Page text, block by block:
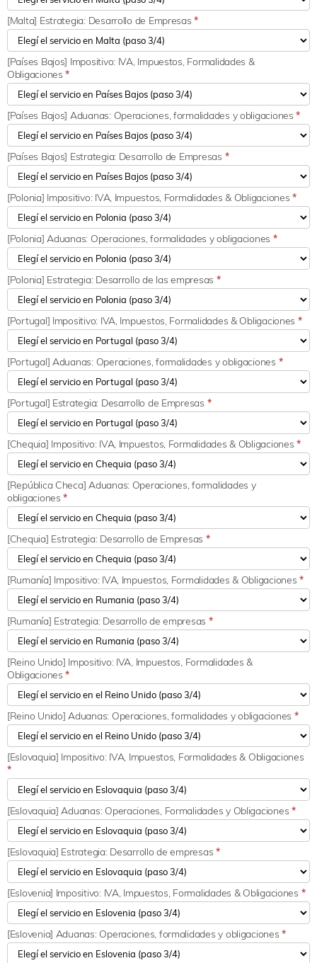
[Malta] Estrategia: Desarrollo de Empresas*
[Países Bajos] Impositivo: IVA, Impuestos, Formalidades &
Obligaciones*
[Países Bajos] Aduanas: Operaciones, formalidades y obligaciones*
[Países Bajos] Estrategia: Desarrollo de Empresas *
[Polonia] Impositivo: IVA, Impuestos, Formalidades & Obligaciones*
[Polonia] Aduanas: Operaciones, formalidades y obligaciones *
[Polonia] Estrategia: Desarrollo de las empresas *
[Portugal] Impositivo: IVA, Impuestos, Formalidades & Obligaciones *
[Portugal] Aduanas: Operaciones, formalidades y obligaciones *
[Portugal] Estrategia: Desarrollo de Empresas *
[Chequia] Impositivo: IVA, Impuestos, Formalidades & Obligaciones*
[República Checa] Aduanas: Operaciones, formalidades y
obligaciones*
[Chequia] Estrategia: Desarrollo de Empresas *
[Rumanía] Impositivo: IVA, Impuestos, Formalidades & Obligaciones*
[Rumanía] Estrategia: Desarrollo de empresas *
[Reino Unido] Impositivo: IVA, Impuestos, Formalidades &
Obligaciones*
[Reino Unido] Aduanas: Operaciones, formalidades y obligaciones *
[Eslovaquia] Impositivo: IVA, Impuestos, Formalidades & Obligaciones
*
[Eslovaquia] Aduanas: Operaciones, Formalidades y Obligaciones *
[Eslovaquia] Estrategia: Desarrollo de empresas*
[Eslovenia] Impositivo: IVA, Impuestos, Formalidades & Obligaciones *
[Eslovenia] Aduanas: Operaciones, formalidades y obligaciones*